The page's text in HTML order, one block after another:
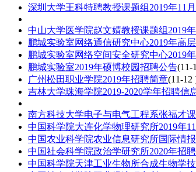
深圳大学王科特聘教授课题组2019年11
中山大学医学院赵文婧教授课题组2019
鹏城实验室网络通信研究中心2019年高
鹏城实验室网络空间安全研究中心2019
鹏城实验室2019年硕博校园招聘公告(11-
广州松田职业学院2019年招聘简章(11-12
吉林大学珠海学院2019-2020学年招聘信
南方科技大学电子与电气工程系张福才
中国科学院大连化学物理研究所2019年
中国农业科学院农业信息研究所国际情
中国社会科学院政治学研究所2020年招
中国科学院天津工业生物所合成生物学